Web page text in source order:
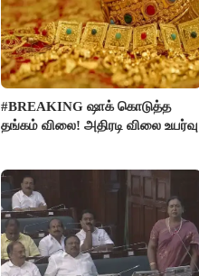
#BREAKING ஷாக் கொடுத்த
தங்கம் விலை! அதிரடி விலை உயர்வு